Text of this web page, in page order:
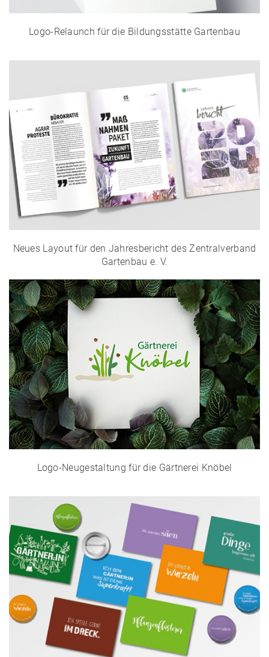
Logo-Relaunch für die Bildungsstätte Gartenbau
Neues Layout für den Jahresbericht des Zentralverband
Gartenbau e. V.
Logo-Neugestaltung für die Gärtnerei Knöbel